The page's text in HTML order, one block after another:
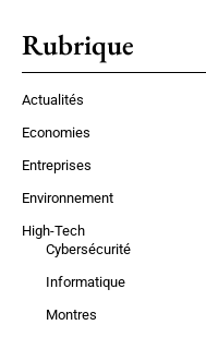
Rubrique
Actualités
Economies
Entreprises
Environnement
High-Tech
Cybersécurité
Informatique
Montres